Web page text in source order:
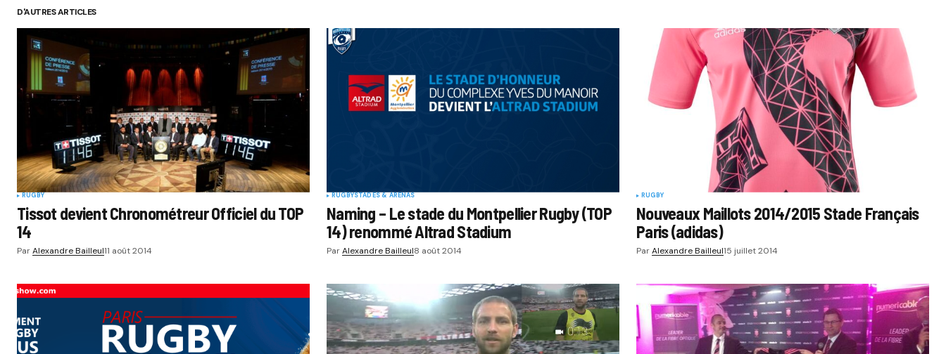
Submit Comment
D'AUTRES ARTICLES
RUGBY
Tissot devient Chronométreur Officiel du TOP
14
ParAlexandre Bailleul11 août 2014
RUGBYSTADES & ARENAS
Naming – Le stade du Montpellier Rugby (TOP
14) renommé Altrad Stadium
ParAlexandre Bailleul8 août 2014
RUGBY
Nouveaux Maillots 2014/2015 Stade Français
Paris (adidas)
ParAlexandre Bailleul15 juillet 2014